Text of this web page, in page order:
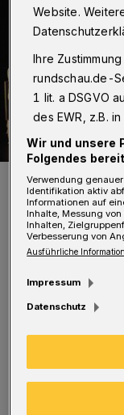
Szene aus „Das
Foto: Uwe Schinkel
Das trübe
Feuerwerk.
der Stadt
lassen. Infos
Website.
Ihre
rundschau.de-
1 lit. a DSGVO
des EWR, z.B.
Wir und unsere
Folgendes
Verwendung
Identifikation aktiv
Informationen auf
Inhalte, Messung
Inhalten,
Verbesserung von
Ausführliche
Impressum
Datenschutz